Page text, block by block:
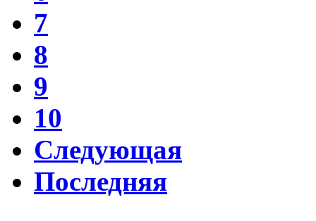
7
8
9
10
Следующая
Последняя